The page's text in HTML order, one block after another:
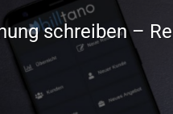
schreiben –